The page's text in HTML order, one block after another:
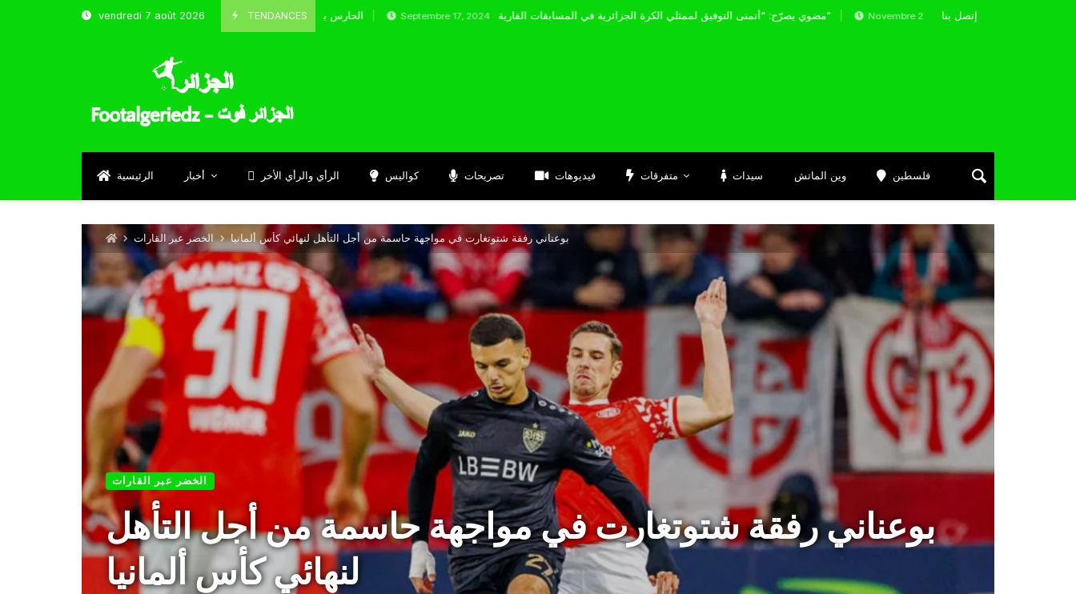
vendredi 7 août 2026 TENDANCES
الحارس بوحلفاية يتحدث عن طموحاته مع المنتخب و شباب قسنطينة Septembre 17, 2024 مضوي يصرّح: “أتمنى التوفيق لممثلي الكرة الجزائرية في المسابقات القارية” Novembre 27, 2025 مع يونغ بويز في مواجهة استون فيلا
إتصل بنا
الرئيسية أخبار الرأي والرأي الأخر كواليس تصريحات فيديوهات متفرقات سيدات وين الماتش فلسطين
الخضر عبر القارات بوعناني رفقة شتوتغارت في مواجهة حاسمة من أجل التأهل لنهائي كأس ألمانيا
الخضر عبر القارات
بوعناني رفقة شتوتغارت في مواجهة حاسمة من أجل التأهل
لنهائي كأس ألمانيا